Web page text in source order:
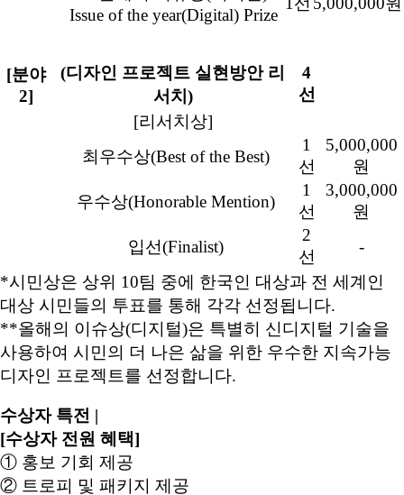
Issue of the year(Digital) Prize
[분야
2]
(디자인 프로젝트 실현방안 리
서치)
4
선
[리서치상]
최우수상(Best of the Best)
1
선
5,000,000
원
우수상(Honorable Mention)
1
선
3,000,000
원
입선(Finalist)
2
선
-
*시민상은 상위 10팀 중에 한국인 대상과 전 세계인
대상 시민들의 투표를 통해 각각 선정됩니다.
**올해의 이슈상(디지털)은 특별히 신디지털 기술을
사용하여 시민의 더 나은 삶을 위한 우수한 지속가능
디자인 프로젝트를 선정합니다.
수상자 특전 |
[수상자 전원 혜택]
① 홍보 기회 제공
② 트로피 및 패키지 제공